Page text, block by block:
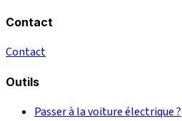
Contact
Contact
Outils
Passer à la voiture électrique ?